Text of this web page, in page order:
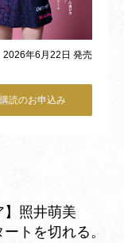
2026年6月22日 発売
読のお申込み
】照井萌美
トを切れる。